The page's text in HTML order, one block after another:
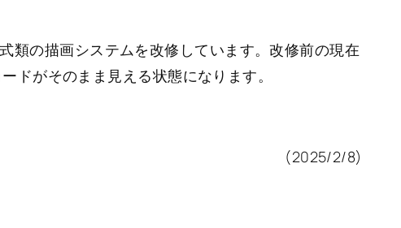
類の描画システムを改修しています。改修前の現在
ドがそのまま見える状態になります。
(2025/2/8)